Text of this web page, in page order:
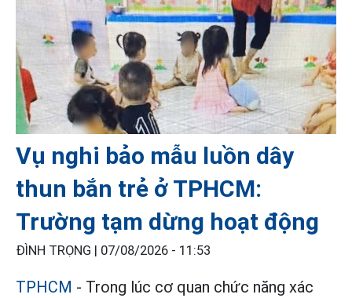
Vụ nghi bảo mẫu luồn dây
thun bắn trẻ ở TPHCM:
Trường tạm dừng hoạt động
ĐÌNH TRỌNG | 07/08/2026 - 11:53
TPHCM - Trong lúc cơ quan chức năng xác